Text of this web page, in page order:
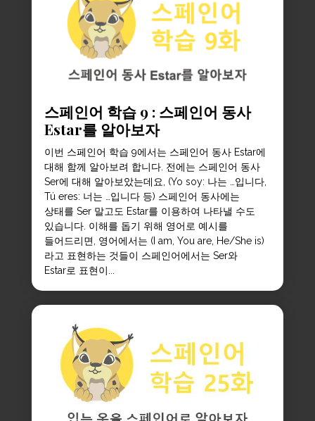
스페인어 학습 9 : 스페인어 동사
Estar를 알아보자
이번 스페인어 학습 9에서는 스페인어 동사 Estar에
대해 함께 알아보려 합니다. 전에는 스페인어 동사
Ser에 대해 알아보았는데요, (Yo soy: 나는 …입니다,
Tú eres: 너는 …입니다 등) 스페인어 동사에는
상태를 Ser 말고도 Estar를 이용하여 나타낼 수도
있습니다. 이해를 돕기 위해 영어로 예시를
들어드리면, 영어에서는 (I am, You are, He/She is)
라고 표현하는 것들이 스페인어에서는 Ser와
Estar로 표현이...